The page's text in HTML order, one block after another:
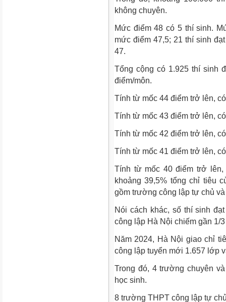
không chuyên.
Mức điểm 48 có 5 thí sinh.
mức điểm 47,5; 21 thí sinh
47.
Tổng cộng có 1.925 thí sinh
điểm/môn.
Tính từ mốc 44 điểm trở lên,
Tính từ mốc 43 điểm trở lên,
Tính từ mốc 42 điểm trở lên,
Tính từ mốc 41 điểm trở lên,
Tính từ mốc 40 điểm trở
khoảng 39,5% tổng chỉ tiêu
gồm trường công lập tự chủ
Nói cách khác, số thí sinh
công lập Hà Nội chiếm gần 1/
Năm 2024, Hà Nội giao chỉ
công lập tuyển mới 1.657 lớp
Trong đó, 4 trường chuyên
học sinh.
8 trường THPT công lập tự